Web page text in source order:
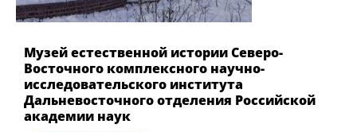
Музей естественной истории Северо-
Восточного комплексного научно-
исследовательского института
Дальневосточного отделения Российской
академии наук